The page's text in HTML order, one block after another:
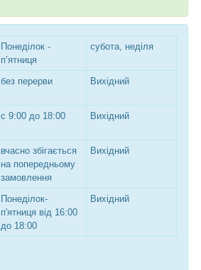
Понеділок -
п’ятниця
субота, неділя
без перерви Вихідний
с 9:00 до 18:00 Вихідний
вчасно збігається
на попередньому
замовлення
Вихідний
Понеділок-
п'ятниця від 16:00
до 18:00
Вихідний